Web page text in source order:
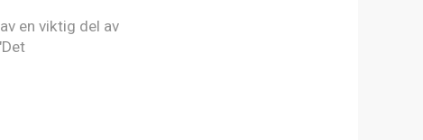
en viktig del av